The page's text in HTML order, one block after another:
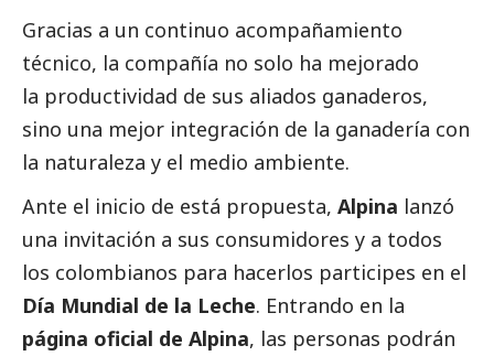
Gracias a un continuo acompañamiento
técnico, la compañía no solo ha mejorado
la productividad de sus aliados ganaderos,
sino una mejor integración de la ganadería con
la naturaleza y el medio ambiente.
Ante el inicio de está propuesta, Alpina lanzó
una invitación a sus consumidores y a todos
los colombianos para hacerlos participes en el
Día Mundial de la Leche. Entrando en la
página oficial de Alpina, las personas podrán